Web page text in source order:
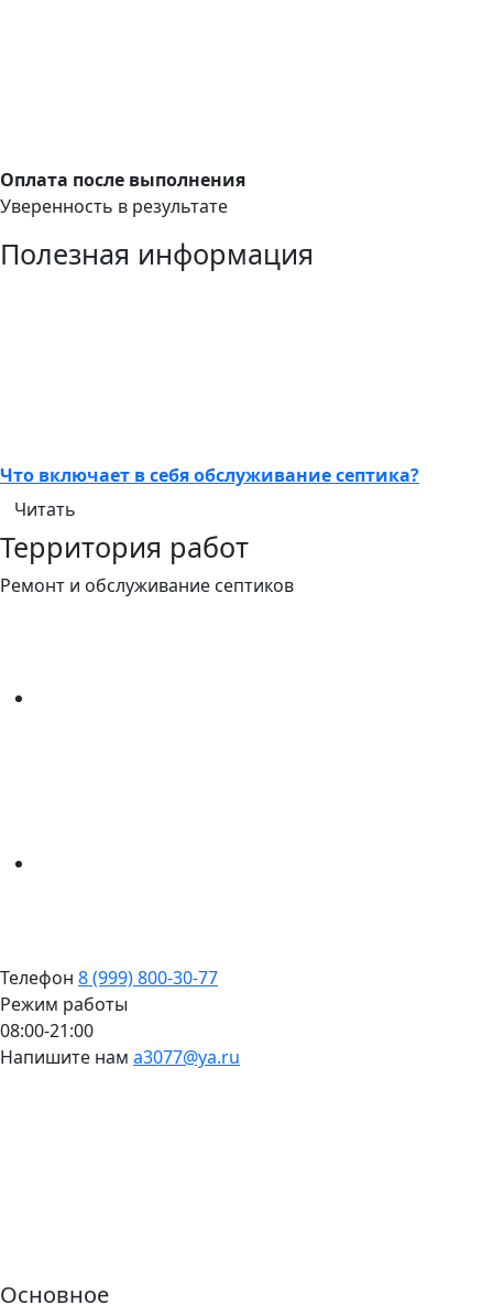
Оплата после выполнения
Уверенность в результате
Полезная информация
Что включает в себя обслуживание септика?
Читать
Территория работ
Ремонт и обслуживание септиков
Телефон 8 (999) 800-30-77
Режим работы
08:00-21:00
Напишите нам a3077@ya.ru
Основное